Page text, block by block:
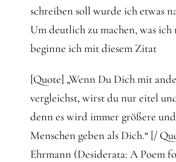
schreiben soll wurde ich etwas
Um deutlich zu machen, was ich
beginne ich mit diesem Zitat
[Quote] „Wenn Du Dich mit
vergleichst, wirst du nur eitel
denn es wird immer größere
Menschen geben als Dich.“ [/
Ehrmann (Desiderata: A Poem